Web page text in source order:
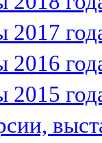
2017
2016
2015